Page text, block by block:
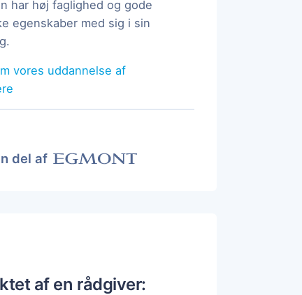
har høj faglighed og gode
egenskaber med sig i sin
vores uddannelse af
del af
af en rådgiver: